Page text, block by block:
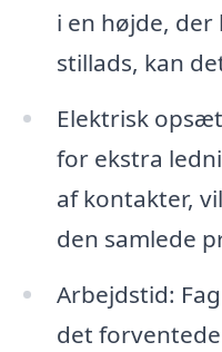
i en højde,
stillads, kan
Elektrisk
for ekstra
af kontakter,
den samlede
Arbejdstid:
det